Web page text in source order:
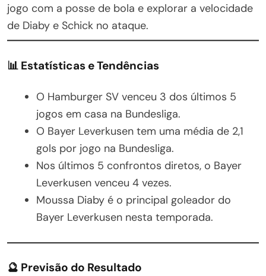
jogo com a posse de bola e explorar a velocidade
de Diaby e Schick no ataque.
📊 Estatísticas e Tendências
O Hamburger SV venceu 3 dos últimos 5
jogos em casa na Bundesliga.
O Bayer Leverkusen tem uma média de 2,1
gols por jogo na Bundesliga.
Nos últimos 5 confrontos diretos, o Bayer
Leverkusen venceu 4 vezes.
Moussa Diaby é o principal goleador do
Bayer Leverkusen nesta temporada.
🔮 Previsão do Resultado